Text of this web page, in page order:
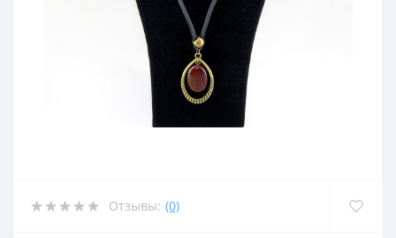
Отзывы: (0)